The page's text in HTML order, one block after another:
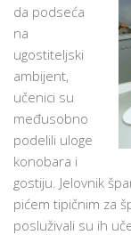
da podseća
na
ugostiteljski
ambijent,
učenici su
međusobno
podelili uloge
konobara i
gostiju. Jelovnik
pićem tipičnim za
posluživali su ih